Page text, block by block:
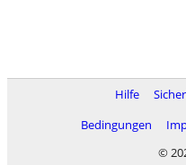
Hilfe
Bedingungen
©